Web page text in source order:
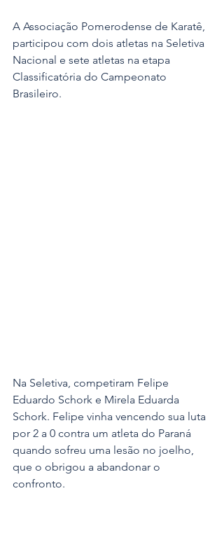
A Associação Pomerodense de Karatê,
participou com dois atletas na Seletiva
Nacional e sete atletas na etapa
Classificatória do Campeonato
Brasileiro.
Na Seletiva, competiram Felipe
Eduardo Schork e Mirela Eduarda
Schork. Felipe vinha vencendo sua luta
por 2 a 0 contra um atleta do Paraná
quando sofreu uma lesão no joelho,
que o obrigou a abandonar o
confronto.